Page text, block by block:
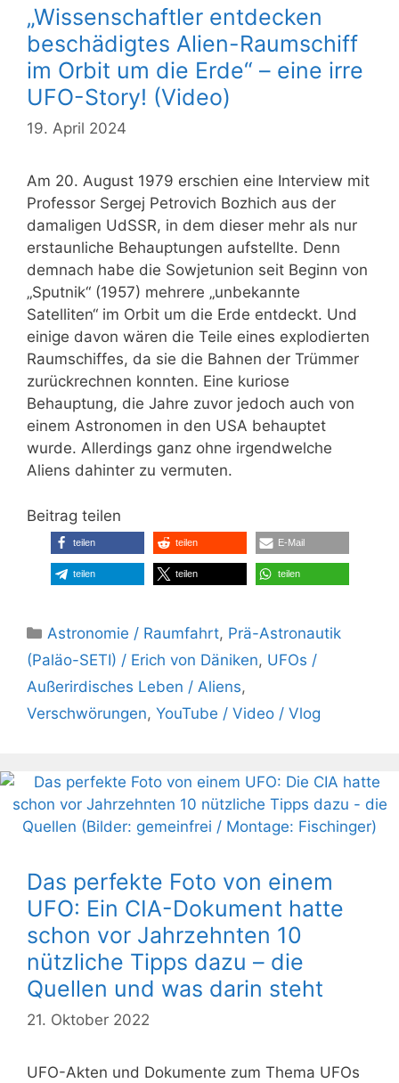
„Wissenschaftler entdecken
beschädigtes Alien-Raumschiff
im Orbit um die Erde“ – eine irre
UFO-Story! (Video)
19. April 2024
Am 20. August 1979 erschien eine Interview mit
Professor Sergej Petrovich Bozhich aus der
damaligen UdSSR, in dem dieser mehr als nur
erstaunliche Behauptungen aufstellte. Denn
demnach habe die Sowjetunion seit Beginn von
„Sputnik“ (1957) mehrere „unbekannte
Satelliten“ im Orbit um die Erde entdeckt. Und
einige davon wären die Teile eines explodierten
Raumschiffes, da sie die Bahnen der Trümmer
zurückrechnen konnten. Eine kuriose
Behauptung, die Jahre zuvor jedoch auch von
einem Astronomen in den USA behauptet
wurde. Allerdings ganz ohne irgendwelche
Aliens dahinter zu vermuten.
Beitrag teilen
teilen teilen E-Mail
teilen teilen teilen
Kategorien
Astronomie / Raumfahrt, Prä-Astronautik
(Paläo-SETI) / Erich von Däniken, UFOs /
Außerirdisches Leben / Aliens,
Verschwörungen, YouTube / Video / Vlog
Das perfekte Foto von einem
UFO: Ein CIA-Dokument hatte
schon vor Jahrzehnten 10
nützliche Tipps dazu – die
Quellen und was darin steht
21. Oktober 2022
UFO-Akten und Dokumente zum Thema UFOs